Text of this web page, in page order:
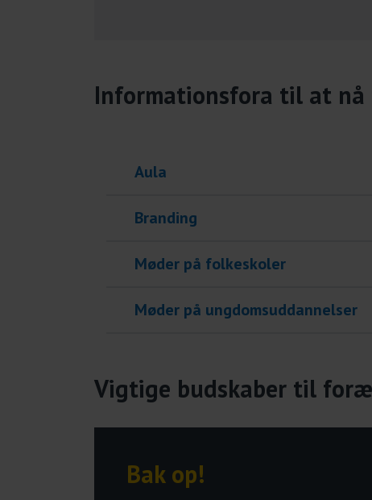
Informationsfora til at
Aula
Branding
Møder på folkeskoler
Møder på ungdomsuddannelser
Vigtige budskaber til
Bak op!